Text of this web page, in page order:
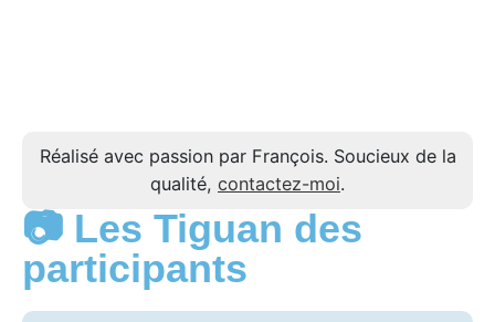
Réalisé avec passion par François. Soucieux de la
qualité, contactez-moi.
📷 Les Tiguan des
participants